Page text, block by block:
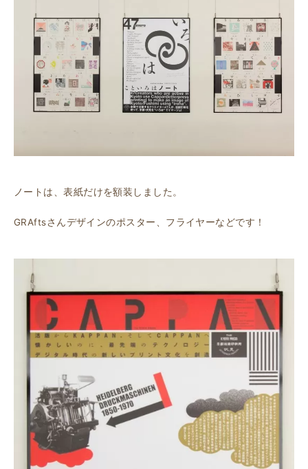
ノートは、表紙だけを額装しました。
GRAftsさんデザインのポスター、フライヤーなどです！